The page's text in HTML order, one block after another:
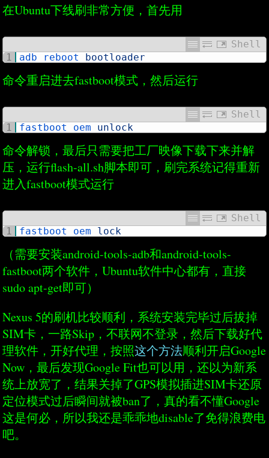
在Ubuntu下线刷非常方便，首先用
Shell
1
adb reboot bootloader
命令重启进去fastboot模式，然后运行
Shell
1
fastboot oem unlock
命令解锁，最后只需要把工厂映像下载下来并解
压，运行flash-all.sh脚本即可，刷完系统记得重新
进入fastboot模式运行
Shell
1
fastboot oem lock
（需要安装android-tools-adb和android-tools-
fastboot两个软件，Ubuntu软件中心都有，直接
sudo apt-get即可）
Nexus 5的刷机比较顺利，系统安装完毕过后拔掉
SIM卡，一路Skip，不联网不登录，然后下载好代
理软件，开好代理，按照这个方法顺利开启Google
Now，最后发现Google Fit也可以用，还以为新系
统上放宽了，结果关掉了GPS模拟插进SIM卡还原
定位模式过后瞬间就被ban了，真的看不懂Google
这是何必，所以我还是乖乖地disable了免得浪费电
吧。